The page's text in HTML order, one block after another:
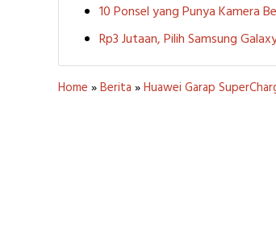
10 Ponsel yang Punya Kamera
Rp3 Jutaan, Pilih Samsung
Home »Berita »Huawei Garap